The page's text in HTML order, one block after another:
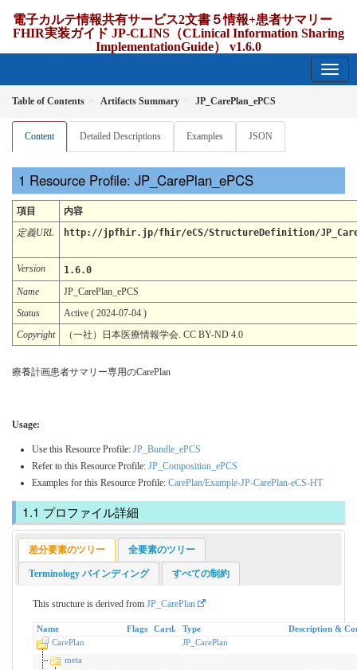
電子カルテ情報共有サービス2文書５情報+患者サマリー
FHIR実装ガイド JP-CLINS（CLinical Information Sharing
ImplementationGuide） v1.6.0
Table of Contents Artifacts Summary JP_CarePlan_ePCS
Content Detailed Descriptions Examples JSON
Resource Profile: JP_CarePlan_ePCS
項目
内容
定義URL
http://jpfhir.jp/fhir/eCS/StructureDefinition/
Version
1.6.0
Name
JP_CarePlan_ePCS
Status
Active ( 2024-07-04 )
Copyright
（一社）日本医療情報学会. CC BY-ND 4.0
療養計画患者サマリー専用のCarePlan
Usage:
Use this Resource Profile: JP_Bundle_ePCS
Refer to this Resource Profile: JP_Composition_ePCS
Examples for this Resource Profile: CarePlan/Example-JP-CarePlan-eCS-HT
プロファイル詳細
差分要素のツリー 全要素のツリー
Terminology バインディング すべての制約
This structure is derived from JP_CarePlan
Name Flags Card. Type
Description &
CarePlan
JP_CarePlan
meta